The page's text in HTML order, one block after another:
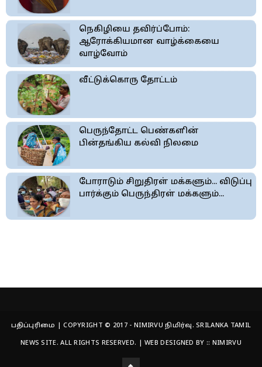
நெகிழியை தவிர்ப்போம்:
ஆரோக்கியமான வாழ்க்கையை
வாழ்வோம்
வீட்டுக்கொரு தோட்டம்
பெருந்தோட்ட பெண்களின்
பின்தங்கிய கல்வி நிலமை
போராடும் சிறுதிரள் மக்களும்... விடுப்பு
பார்க்கும் பெருந்திரள் மக்களும்...
பதிப்புரிமை | COPYRIGHT © 2017 - NIMIRVU நிமிர்வு. SRILANKA TAMIL
NEWS SITE. ALL RIGHTS RESERVED. | WEB DESIGNED BY :: NIMIRVU